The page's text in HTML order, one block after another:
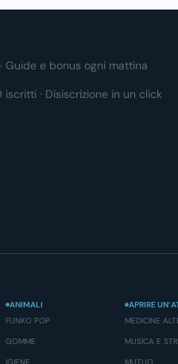
e bonus ogni mattina
· Disiscrizione in un click
ANIMALI
FUNKO POP
GOMME
IGIENE
APRIRE
MEDICINE
MUSICA E
MUTUO